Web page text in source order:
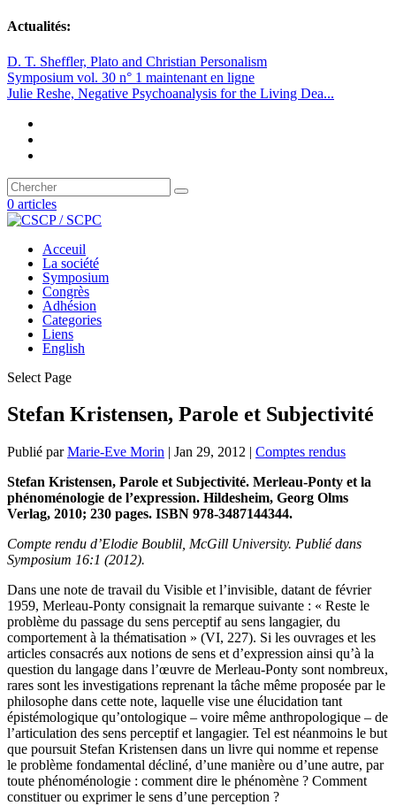
Actualités:
D. T. Sheffler, Plato and Christian Personalism
Symposium vol. 30 n° 1 maintenant en ligne
Julie Reshe, Negative Psychoanalysis for the Living Dea...
0 articles
Acceuil
La société
Symposium
Congrès
Adhésion
Categories
Liens
English
Select Page
Stefan Kristensen, Parole et Subjectivité
Publié parMarie-Eve Morin | Jan 29, 2012 | Comptes rendus
Stefan Kristensen, Parole et Subjectivité. Merleau-Ponty et la
phénoménologie de l’expression. Hildesheim, Georg Olms
Verlag, 2010; 230 pages. ISBN 978-3487144344.
Compte rendu d’Elodie Boublil, McGill University. Publié dans
Symposium 16:1 (2012).
Dans une note de travail du Visible et l’invisible, datant de février
1959, Merleau-Ponty consignait la remarque suivante : « Reste le
problème du passage du sens perceptif au sens langagier, du
comportement à la thématisation » (VI, 227). Si les ouvrages et les
articles consacrés aux notions de sens et d’expression ainsi qu’à la
question du langage dans l’œuvre de Merleau-Ponty sont nombreux,
rares sont les investigations reprenant la tâche même proposée par le
philosophe dans cette note, laquelle vise une élucidation tant
épistémologique qu’ontologique – voire même anthropologique – de
l’articulation des sens perceptif et langagier. Tel est néanmoins le but
que poursuit Stefan Kristensen dans un livre qui nomme et repense
le problème fondamental décliné, d’une manière ou d’une autre, par
toute phénoménologie : comment dire le phénomène ? Comment
constituer ou exprimer le sens d’une perception ?